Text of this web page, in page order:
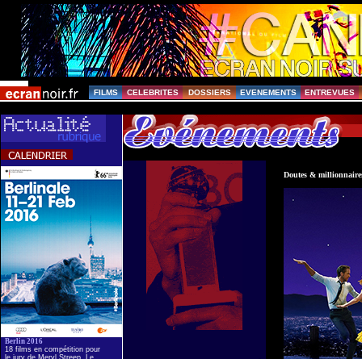
FILMS CELEBRITES DOSSIERS EVENEMENTS ENTREVUES
Berlin 2016
18 films en compétition pour
le jury de Meryl Streep. Le
Doutes &